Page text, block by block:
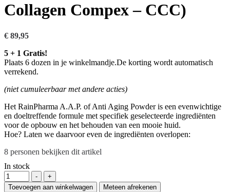
Collagen Compex – CCC)
€ 89,95
5 + 1 Gratis!
Plaats 6 dozen in je winkelmandje.De korting wordt automatisch
verrekend.
(niet cumuleerbaar met andere acties)
Het RainPharma A.A.P. of Anti Aging Powder is een evenwichtige
en doeltreffende formule met specifiek geselecteerde ingrediënten
voor de opbouw en het behouden van een mooie huid.
Hoe? Laten we daarvoor even de ingrediënten overlopen:
8 personen bekijken dit artikel
In stock
Hoeveelheid
-
+
Toevoegen aan winkelwagen
Meteen afrekenen